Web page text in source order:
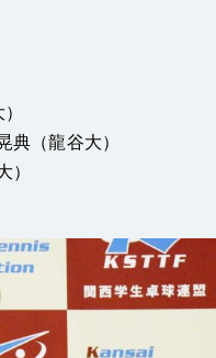
典（龍谷大）
）